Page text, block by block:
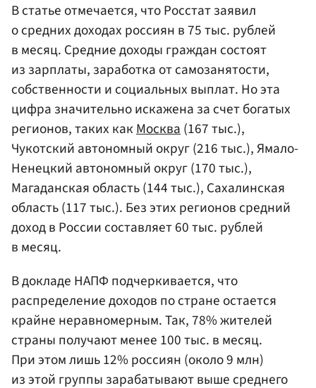
В статье отмечается, что Росстат заявил
о средних доходах россиян в 75 тыс. рублей
в месяц. Средние доходы граждан состоят
из зарплаты, заработка от самозанятости,
собственности и социальных выплат. Но эта
цифра значительно искажена за счет богатых
регионов, таких какМосква(167 тыс.),
Чукотский автономный округ (216 тыс.), Ямало-
Ненецкий автономный округ (170 тыс.),
Магаданская область (144 тыс.), Сахалинская
область (117 тыс.). Без этих регионов средний
доход в России составляет 60 тыс. рублей
в месяц.
В докладе НАПФ подчеркивается, что
распределение доходов по стране остается
крайне неравномерным. Так, 78% жителей
страны получают менее 100 тыс. в месяц.
При этом лишь 12% россиян (около 9 млн)
из этой группы зарабатывают выше среднего